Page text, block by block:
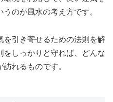
のが風水の考え方です。
を引き寄せるための法則を解
をしっかりと守れば、どんな
れるものです。